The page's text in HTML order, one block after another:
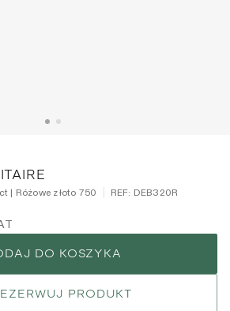
| Różowe złoto 750 REF: DEB320R
PRODUKT
DO KOSZYKA